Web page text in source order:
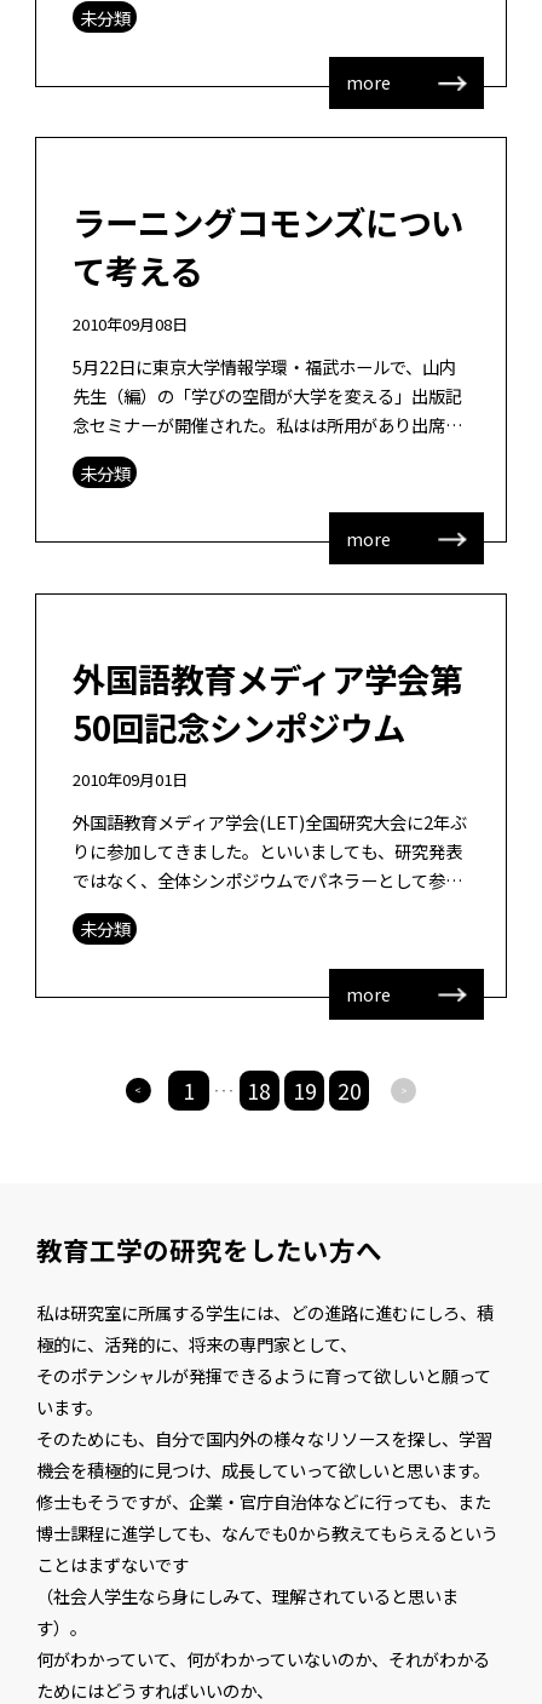
未分類
more
ラーニングコモンズについ
て考える
2010年09月08日
5月22日に東京大学情報学環・福武ホールで、山内
先生（編）の「学びの空間が大学を変える」出版記
念セミナーが開催された。私はは所用があり出席で
きなかった。とても残念！行きたかったなあ。 学び
の空間が大学を変える 出版記念セ […]
未分類
more
外国語教育メディア学会第
50回記念シンポジウム
2010年09月01日
外国語教育メディア学会(LET)全国研究大会に2年ぶ
りに参加してきました。といいましても、研究発表
ではなく、全体シンポジウムでパネラーとして参加
してきました。場所は横浜サイエンスフロンティア
高等学校という、市立の高等学校 […]
未分類
more
> 1 ・・・ 18 19 20 >
教育工学の研究をしたい方へ
私は研究室に所属する学生には、どの進路に進むにしろ、積
極的に、活発的に、将来の専門家として、
そのポテンシャルが発揮できるように育って欲しいと願って
います。
そのためにも、自分で国内外の様々なリソースを探し、学習
機会を積極的に見つけ、成長していって欲しいと思います。
修士もそうですが、企業・官庁自治体などに行っても、また
博士課程に進学しても、なんでも0から教えてもらえるという
ことはまずないです
（社会人学生なら身にしみて、理解されていると思いま
す）。
何がわかっていて、何がわかっていないのか、それがわかる
ためにはどうすればいいのか、